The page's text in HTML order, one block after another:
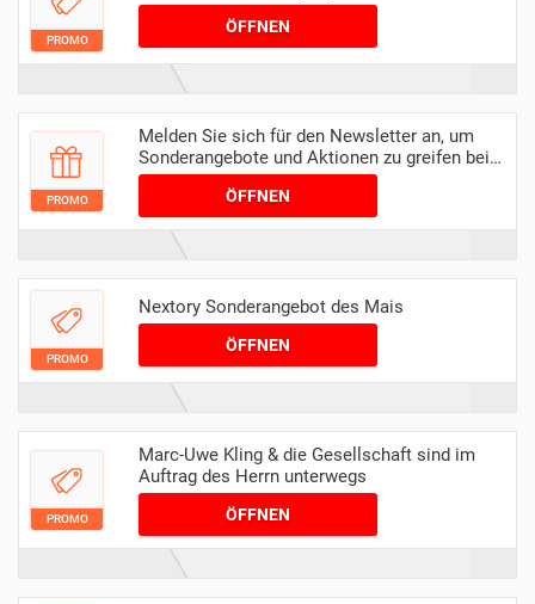
PROMO
ÖFFNEN
PROMO
Melden Sie sich für den Newsletter an, um
Sonderangebote und Aktionen zu greifen bei
Nextory
ÖFFNEN
PROMO
Nextory Sonderangebot des Mais
ÖFFNEN
PROMO
Marc-Uwe Kling & die Gesellschaft sind im
Auftrag des Herrn unterwegs
ÖFFNEN